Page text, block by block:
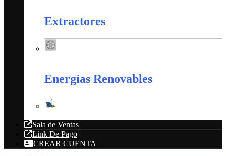
Extractores
Energías Renovables
Sala de Ventas
Link De Pago
CREAR CUENTA